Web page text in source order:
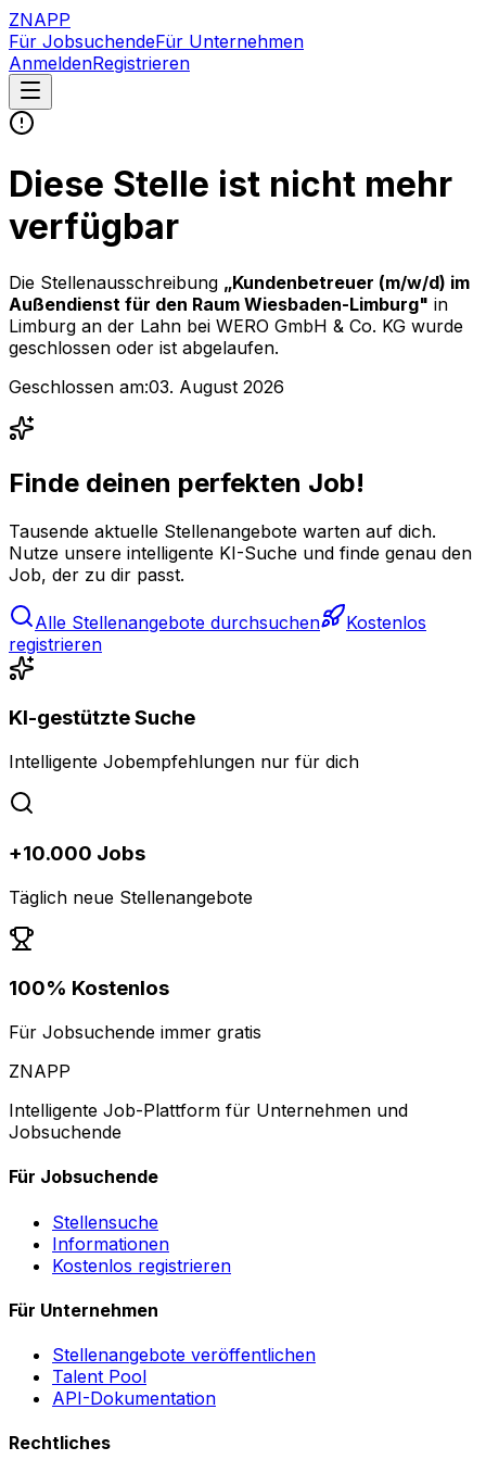
ZNAPP
Für JobsuchendeFür Unternehmen
AnmeldenRegistrieren
Diese Stelle ist nicht mehr
verfügbar
Die Stellenausschreibung „Kundenbetreuer (m/w/d) im
Außendienst für den Raum Wiesbaden-Limburg" in
Limburg an der Lahn bei WERO GmbH & Co. KG wurde
geschlossen oder ist abgelaufen.
Geschlossen am:03. August 2026
Finde deinen perfekten Job!
Tausende aktuelle Stellenangebote warten auf dich.
Nutze unsere intelligente KI-Suche und finde genau den
Job, der zu dir passt.
Alle Stellenangebote durchsuchen
Kostenlos
registrieren
KI-gestützte Suche
Intelligente Jobempfehlungen nur für dich
+10.000 Jobs
Täglich neue Stellenangebote
100% Kostenlos
Für Jobsuchende immer gratis
ZNAPP
Intelligente Job-Plattform für Unternehmen und
Jobsuchende
Für Jobsuchende
Stellensuche
Informationen
Kostenlos registrieren
Für Unternehmen
Stellenangebote veröffentlichen
Talent Pool
API-Dokumentation
Rechtliches